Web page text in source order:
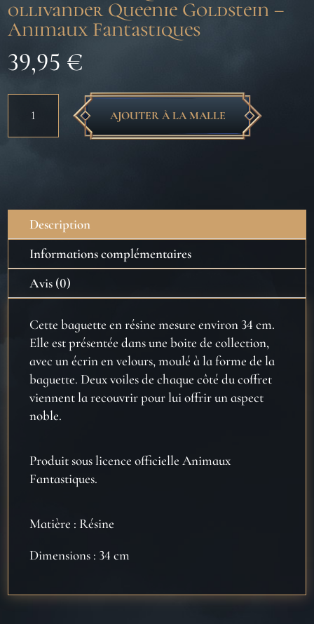
ollivander Queenie Goldstein –
Animaux Fantastiques
39,95 €
Baguette
Queenie
Goldstein
Animaux
Fantastiques
AJOUTER À LA MALLE
Description
Informations complémentaires
Avis (0)
Cette baguette en résine mesure environ 34 cm.
Elle est présentée dans une boite de collection,
avec un écrin en velours, moulé à la forme de la
baguette. Deux voiles de chaque côté du coffret
viennent la recouvrir pour lui offrir un aspect
noble.
Produit sous licence officielle Animaux
Fantastiques.
Matière : Résine
Dimensions : 34 cm